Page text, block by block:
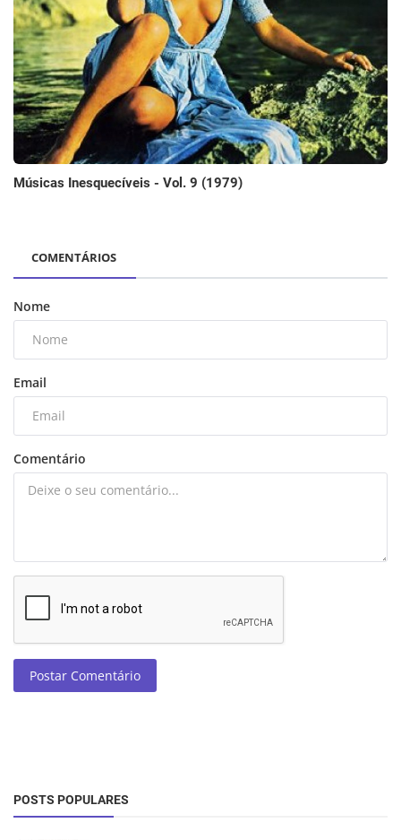
Músicas Inesquecíveis - Vol. 9 (1979)
COMENTÁRIOS
Nome
Email
Comentário
Postar Comentário
POSTS POPULARES